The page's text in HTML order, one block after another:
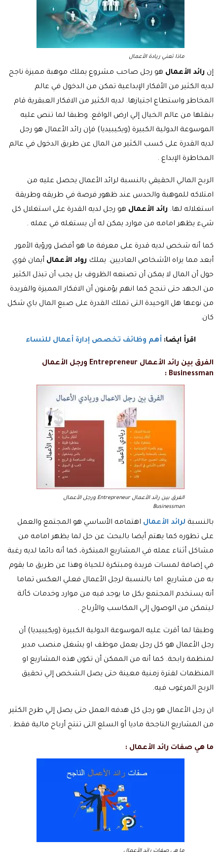
ماذا تعني ريادة الأعمال
إن رائد الأعمال هو رجل صاحب مشروع يملك موهبة مميزة ناجح
لديه الكثير من الأفكار الإبداعية تمكن من الدخول في عالم
المخاطر واستطاع اجتيازها. لديه الكثير من الافكار العبقرية قام
بنقلها من عالم الخيال إلي ارض الواقع. وطبقا لما تنص عليه
الموسوعة الدولية الكبيرة (ويكيبيديا) فإن رائد الأعمال هو رجل
لديه القدرة على كسب الكثير من المال عن طريق الدخول في عالم
المخاطرة الإبداع .
الربح المالي الحقيقي بالنسبة لرائد الأعمال يحصل عليه من
امتلاكه للموهبة والحدس عند ظهور فرصة في طريقه وطريقة
استغلاله لها. رائد الأعمال هو رجل لديه القدرة على استغلال كل
شيء يظهر امامه من موارد يمكن له أن يستغله في عمله .
كما أنه شخص لديه قدرة على معرفة ما هو أفضل ورؤية الأمور
أبعد مما يراه الأشخاص العاديين. يملك رواد الأعمال أيمان قوي
حول أن المال لا يمكن أن تصنعه الظروف بل يجب أن تبذل الكثير
من الجهد حتى تنجح كما انهم يؤمنون أن الافكار المميزة والفريدة
من نوعها هل الوحيدة التى تملك القدرة على صبع المال باي شكل
كان.
اقرأ ايضا: أهم وظائف تخصص إدارة أعمال للنساء
الفرق بين رائد الأعمال Entrepreneur ورجل الأعمال
Businessman :
الفرق بين رائد الأعمال Entrepreneur ورجل الأعمال
Businessman
بالنسبة لرائد الأعمال اهتمامه الأساسي هو المجتمع والعمل
على تطوره كما يهتم أيضا بالبحث عن حل لما يظهر امامه من
مشاكل أثناء عمله في المشاريع المبتكرة، كما أنه دائما لديه رغبة
في إضافة لمسات فريدة ومبتكرة للحياة وهذا عن طريق ما يقوم
به من مشاريع. اما بالنسبة لرجل الأعمال فعلي العكس تماما
أنه يستخدم المجتمع بكل ما يوجد فيه من موارد وخدمات كألة
ليتمكن من الوصول إلي المكاسب والأرباح .
وطبقا لما أقرت عليه الموسوعة الدولية الكبيرة (ويكيبيديا) أن
رجل الأعمال هو كل رجل يعمل موظف او يشغل منصب مدير
لمنظمة رابحة. كما أنه من الممكن أن تكون هذه المشاريع او
المنظمات لفترة زمنية معينة حتى يصل الشخص إلي تحقيق
الربح المرغوب فيه.
ان رجل الأعمال هو رجل كل هدفه العمل حتى يصل إلي طرح الكثير
من المشاريع الناجحة ماديا أو السلع التى تنتج أرباح مالية فقط .
ما هي صفات رائد الأعمال :